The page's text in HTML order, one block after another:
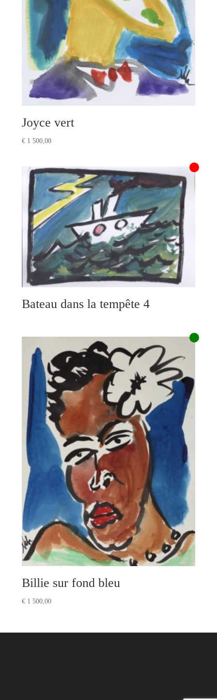
Joyce vert
€1 500,00
Bateau dans la tempête 4
Billie sur fond bleu
€1 500,00